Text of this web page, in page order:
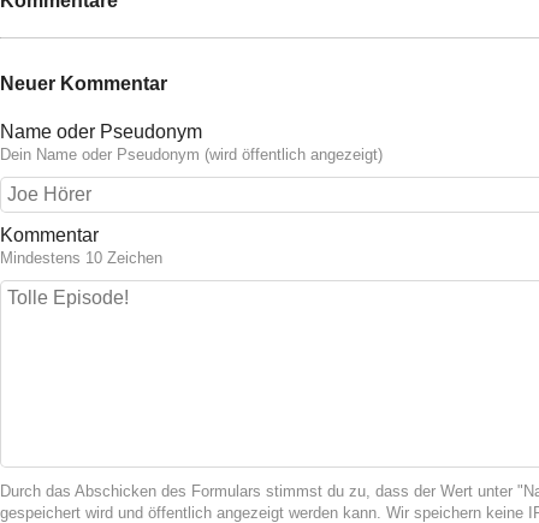
Neuer Kommentar
Name oder Pseudonym
Dein Name oder Pseudonym (wird öffentlich angezeigt)
Kommentar
Mindestens 10 Zeichen
Durch das Abschicken des Formulars stimmst du zu, dass der Wert unter
gespeichert wird und öffentlich angezeigt werden kann. Wir speichern keine